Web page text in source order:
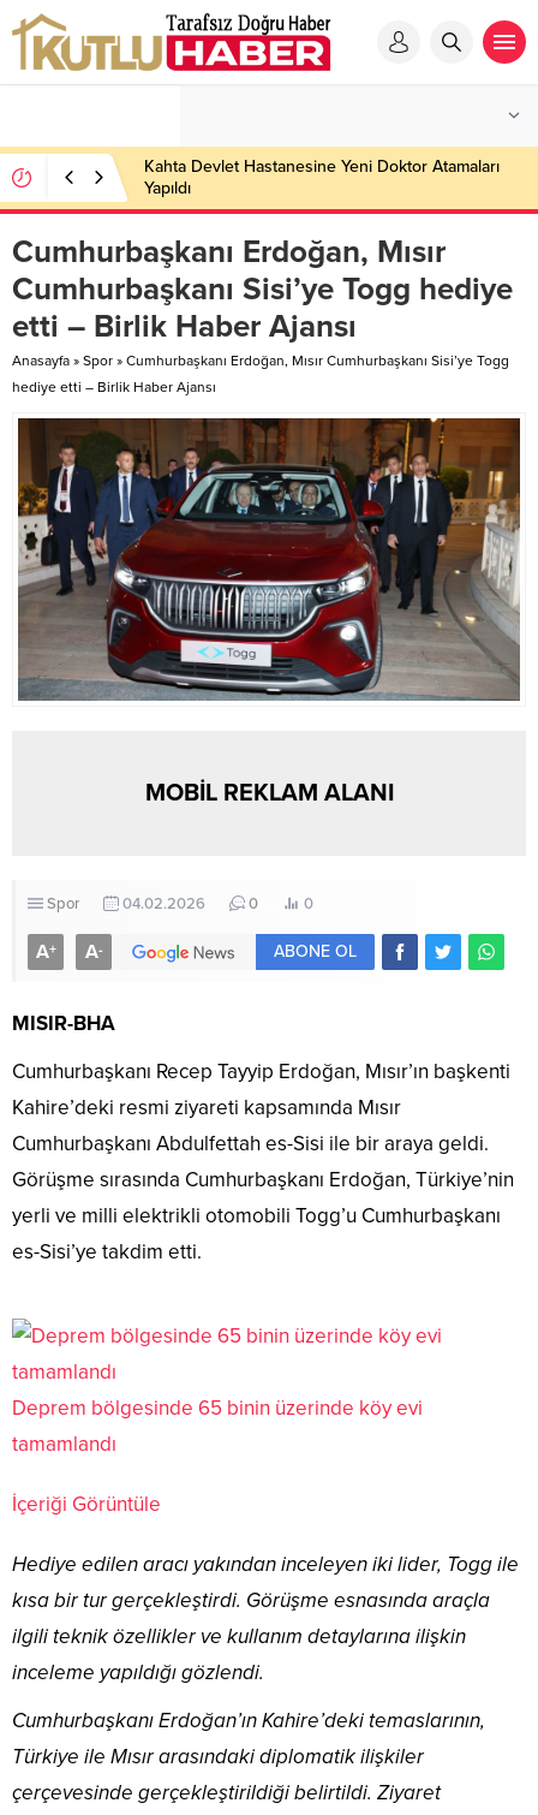
Kahta Devlet Hastanesine Yeni Doktor Atamaları
Yapıldı
Cumhurbaşkanı Erdoğan, Mısır
Cumhurbaşkanı Sisi’ye Togg hediye
etti – Birlik Haber Ajansı
Anasayfa » Spor » Cumhurbaşkanı Erdoğan, Mısır Cumhurbaşkanı Sisi’ye Togg
hediye etti – Birlik Haber Ajansı
MOBİL REKLAM ALANI
Spor 04.02.2026 0 0
A+ A- ABONE OL
MISIR-BHA
Cumhurbaşkanı Recep Tayyip Erdoğan, Mısır’ın başkenti
Kahire’deki resmi ziyareti kapsamında Mısır
Cumhurbaşkanı Abdulfettah es-Sisi ile bir araya geldi.
Görüşme sırasında Cumhurbaşkanı Erdoğan, Türkiye’nin
yerli ve milli elektrikli otomobili Togg’u Cumhurbaşkanı
es-Sisi’ye takdim etti.
Deprem bölgesinde 65 binin üzerinde köy evi
tamamlandı
İçeriği Görüntüle
Hediye edilen aracı yakından inceleyen iki lider, Togg ile
kısa bir tur gerçekleştirdi. Görüşme esnasında araçla
ilgili teknik özellikler ve kullanım detaylarına ilişkin
inceleme yapıldığı gözlendi.
Cumhurbaşkanı Erdoğan’ın Kahire’deki temaslarının,
Türkiye ile Mısır arasındaki diplomatik ilişkiler
çerçevesinde gerçekleştirildiği belirtildi. Ziyaret